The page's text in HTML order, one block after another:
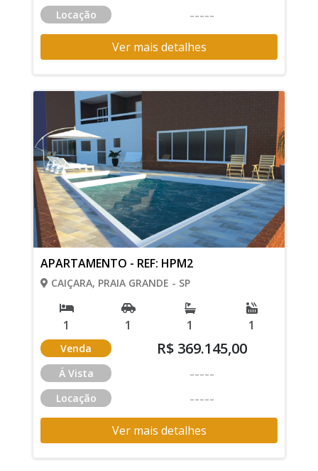
Locação -----
Ver mais detalhes
APARTAMENTO - REF: HPM2
CAIÇARA, PRAIA GRANDE - SP
1 1 1 1
Venda R$ 369.145,00
Á Vista -----
Locação -----
Ver mais detalhes